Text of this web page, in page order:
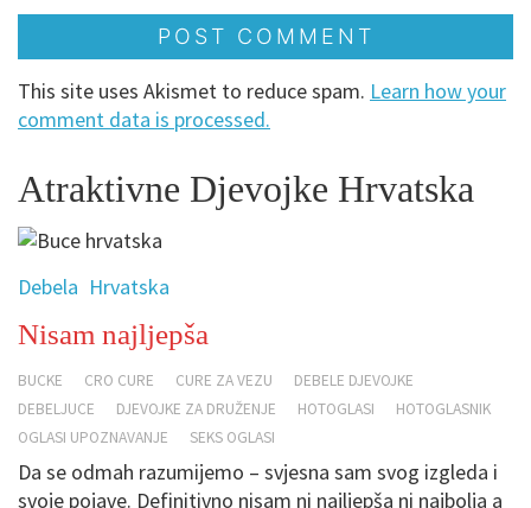
This site uses Akismet to reduce spam. Learn how your
comment data is processed.
Atraktivne Djevojke Hrvatska
Debela Hrvatska
Nisam najljepša
BUCKE CRO CURE CURE ZA VEZU
DEBELE DJEVOJKE
DEBELJUCE
DJEVOJKE ZA DRUŽENJE HOTOGLASI
HOTOGLASNIK
OGLASI UPOZNAVANJE
SEKS OGLASI
Da se odmah razumijemo – svjesna sam svog izgleda i
svoje pojave. Definitivno nisam ni najljepša ni najbolja a